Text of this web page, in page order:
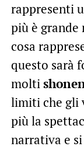
rappresenti
più è grande
cosa
questo sarà
molti
limiti che gli
più la
narrativa e